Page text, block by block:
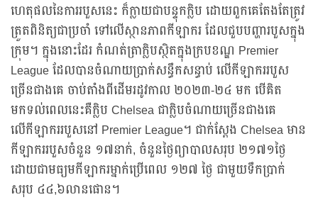
ហេតុផលនៃការរបួសនេះ ក៏ក្លាយជាបន្ទុកក្លិប ដោយពួកគេតែងតែត្រូវ
ត្រួតពិនិត្យជាប្រចាំ ទៅលើស្ថានភាពកីឡាករ ដែលជួបបញ្ហារបួសក្នុង
ក្រុម។ ក្នុងនោះដែរ កំណត់ត្រាក្លិបស្ថិតក្នុងក្របខណ្ឌ Premier
League ដែលបានចំណាយប្រាក់សន្ធឹកសន្ធាប់ លើកីឡាកររបួស
ច្រើនជាងគេ ចាប់តាំងពីដើមរដូវកាល ២០២៣-២៤ មក បើគិត
មកទល់ពេលនេះគឺក្លិប Chelsea ជាក្លិបចំណាយច្រើនជាងគេ
លើកីឡាកររបួសនៅ Premier League។ ជាក់ស្តែង Chelsea មាន
កីឡាកររបួសចំនួន ១៧នាក់, ចំនួនថ្ងៃព្យាបាលសរុប ២១៧១ថ្ងៃ
ដោយជាមធ្យមកីឡាករម្នាក់ប្រើពេល ១២៧ ថ្ងៃ ជាមួយទឹកប្រាក់
សរុប ៤៤,៦លានផោន។